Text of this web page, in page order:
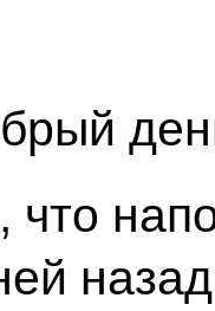
что